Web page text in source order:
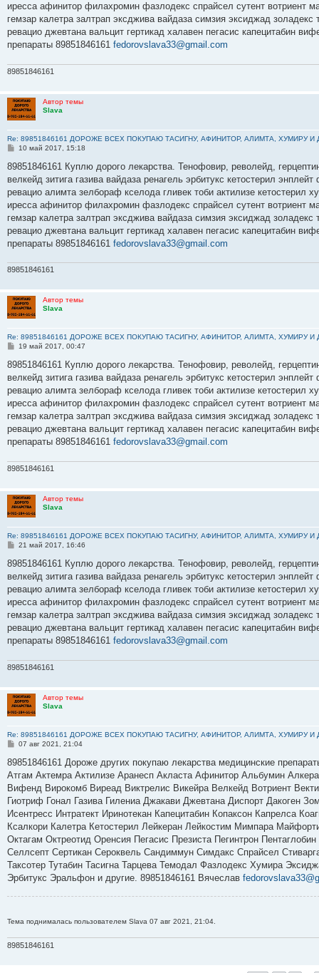
и
е
иресса афинитор филахромин фазлодекс спрайсел сутент вотриент
гемзар калетра залтрап эксджива вайдаза симзия эксиджад
ревацио джевтана вальцит гертикад халавен пегасис капецитабин
препараты 89851846161 fedorovslava33@gmail.com
89851846161
Автор темы
Slava
Re: 89851846161 ДОРОЖЕ ВСЕХ ПОКУПАЮ ТАСИГНУ, АФИНИТОР, АЛИМТА, ХУМИРУ И
С
о
щ
е
и
е
10 май 2017, 15:18
89851846161 Куплю дорого лекарства. Тенофовир, револейд,
велкейд зитига газива вайдаза ренагель эрбитукс кетостерил
ревацио алимта зелбораф кселода гливек тоби актилизе кетостерил
иресса афинитор филахромин фазлодекс спрайсел сутент вотриент
гемзар калетра залтрап эксджива вайдаза симзия эксиджад
ревацио джевтана вальцит гертикад халавен пегасис капецитабин
препараты 89851846161 fedorovslava33@gmail.com
89851846161
Автор темы
Slava
Re: 89851846161 ДОРОЖЕ ВСЕХ ПОКУПАЮ ТАСИГНУ, АФИНИТОР, АЛИМТА, ХУМИРУ И
С
о
щ
е
и
е
19 май 2017, 00:47
89851846161 Куплю дорого лекарства. Тенофовир, револейд,
велкейд зитига газива вайдаза ренагель эрбитукс кетостерил
ревацио алимта зелбораф кселода гливек тоби актилизе кетостерил
иресса афинитор филахромин фазлодекс спрайсел сутент вотриент
гемзар калетра залтрап эксджива вайдаза симзия эксиджад
ревацио джевтана вальцит гертикад халавен пегасис капецитабин
препараты 89851846161 fedorovslava33@gmail.com
89851846161
Автор темы
Slava
Re: 89851846161 ДОРОЖЕ ВСЕХ ПОКУПАЮ ТАСИГНУ, АФИНИТОР, АЛИМТА, ХУМИРУ И
С
о
щ
е
и
е
21 май 2017, 16:46
89851846161 Куплю дорого лекарства. Тенофовир, револейд,
велкейд зитига газива вайдаза ренагель эрбитукс кетостерил
ревацио алимта зелбораф кселода гливек тоби актилизе кетостерил
иресса афинитор филахромин фазлодекс спрайсел сутент вотриент
гемзар калетра залтрап эксджива вайдаза симзия эксиджад
ревацио джевтана вальцит гертикад халавен пегасис капецитабин
препараты 89851846161 fedorovslava33@gmail.com
89851846161
Автор темы
Slava
Re: 89851846161 ДОРОЖЕ ВСЕХ ПОКУПАЮ ТАСИГНУ, АФИНИТОР, АЛИМТА, ХУМИРУ И
С
о
щ
е
и
е
07 авг 2021, 21:04
89851846161 Дороже других покупаю лекарства медицинские
Атгам Актемра Актилизе Аранесп Акласта Афинитор Альбумин
Вифенд Вирокомб Виреад Виктрелис Викейра Велкейд Вотриент
Гиотриф Гонал Газива Гилениа Джакави Джевтана Диспорт Дакоген
Исентресс Интратект Иринотекан Капецитабин Копаксон Капрелса
Ксалкори Калетра Кетостерил Лейкеран Лейкостим Мимпара
Октагам Октреотид Оренсия Пегасис Презиста Пегинтрон
Селлсепт Сертикан Сероквель Сандиммун Симдакс Спрайсел
Таксотер Тутабин Тасигна Тарцева Темодал Фазлодекс Хумира
Эрбитукс Эральфон и другие. 89851846161 Вячеслав
Тема поднималась пользователем Slava 07 авг 2021, 21:04.
89851846161